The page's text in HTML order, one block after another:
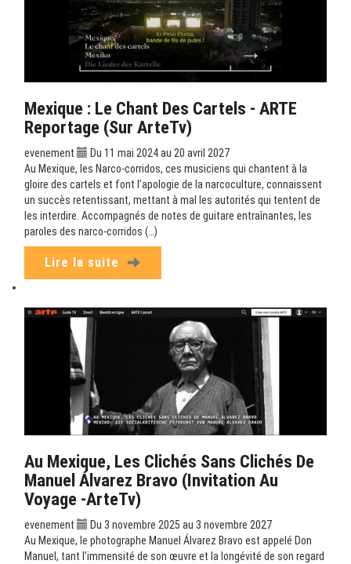
Mexique : Le Chant Des Cartels - ARTE
Reportage (sur ArteTv)
evenement
Du 11 mai 2024 au 20 avril 2027
Au Mexique, les Narco-corridos, ces musiciens qui chantent à la
gloire des cartels et font l’apologie de la narcoculture, connaissent
un succès retentissant, mettant à mal les autorités qui tentent de
les interdire. Accompagnés de notes de guitare entraînantes, les
paroles des narco-corridos (…)
Lire la suite
Au Mexique, Les Clichés Sans Clichés De
Manuel Álvarez Bravo (Invitation Au
Voyage -ArteTv)
evenement
Du 3 novembre 2025 au 3 novembre 2027
Au Mexique, le photographe Manuel Álvarez Bravo est appelé Don
Manuel, tant l’immensité de son œuvre et la longévité de son regard